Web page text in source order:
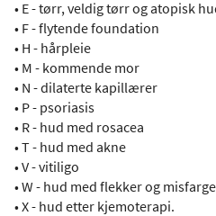
• E - tørr, veldig tørr og atopisk
• F - flytende foundation
• H - hårpleie
• M - kommende mor
• N - dilaterte kapillærer
• P - psoriasis
• R - hud med rosacea
• T - hud med akne
• V - vitiligo
• W - hud med flekker og
• X - hud etter kjemoterapi.